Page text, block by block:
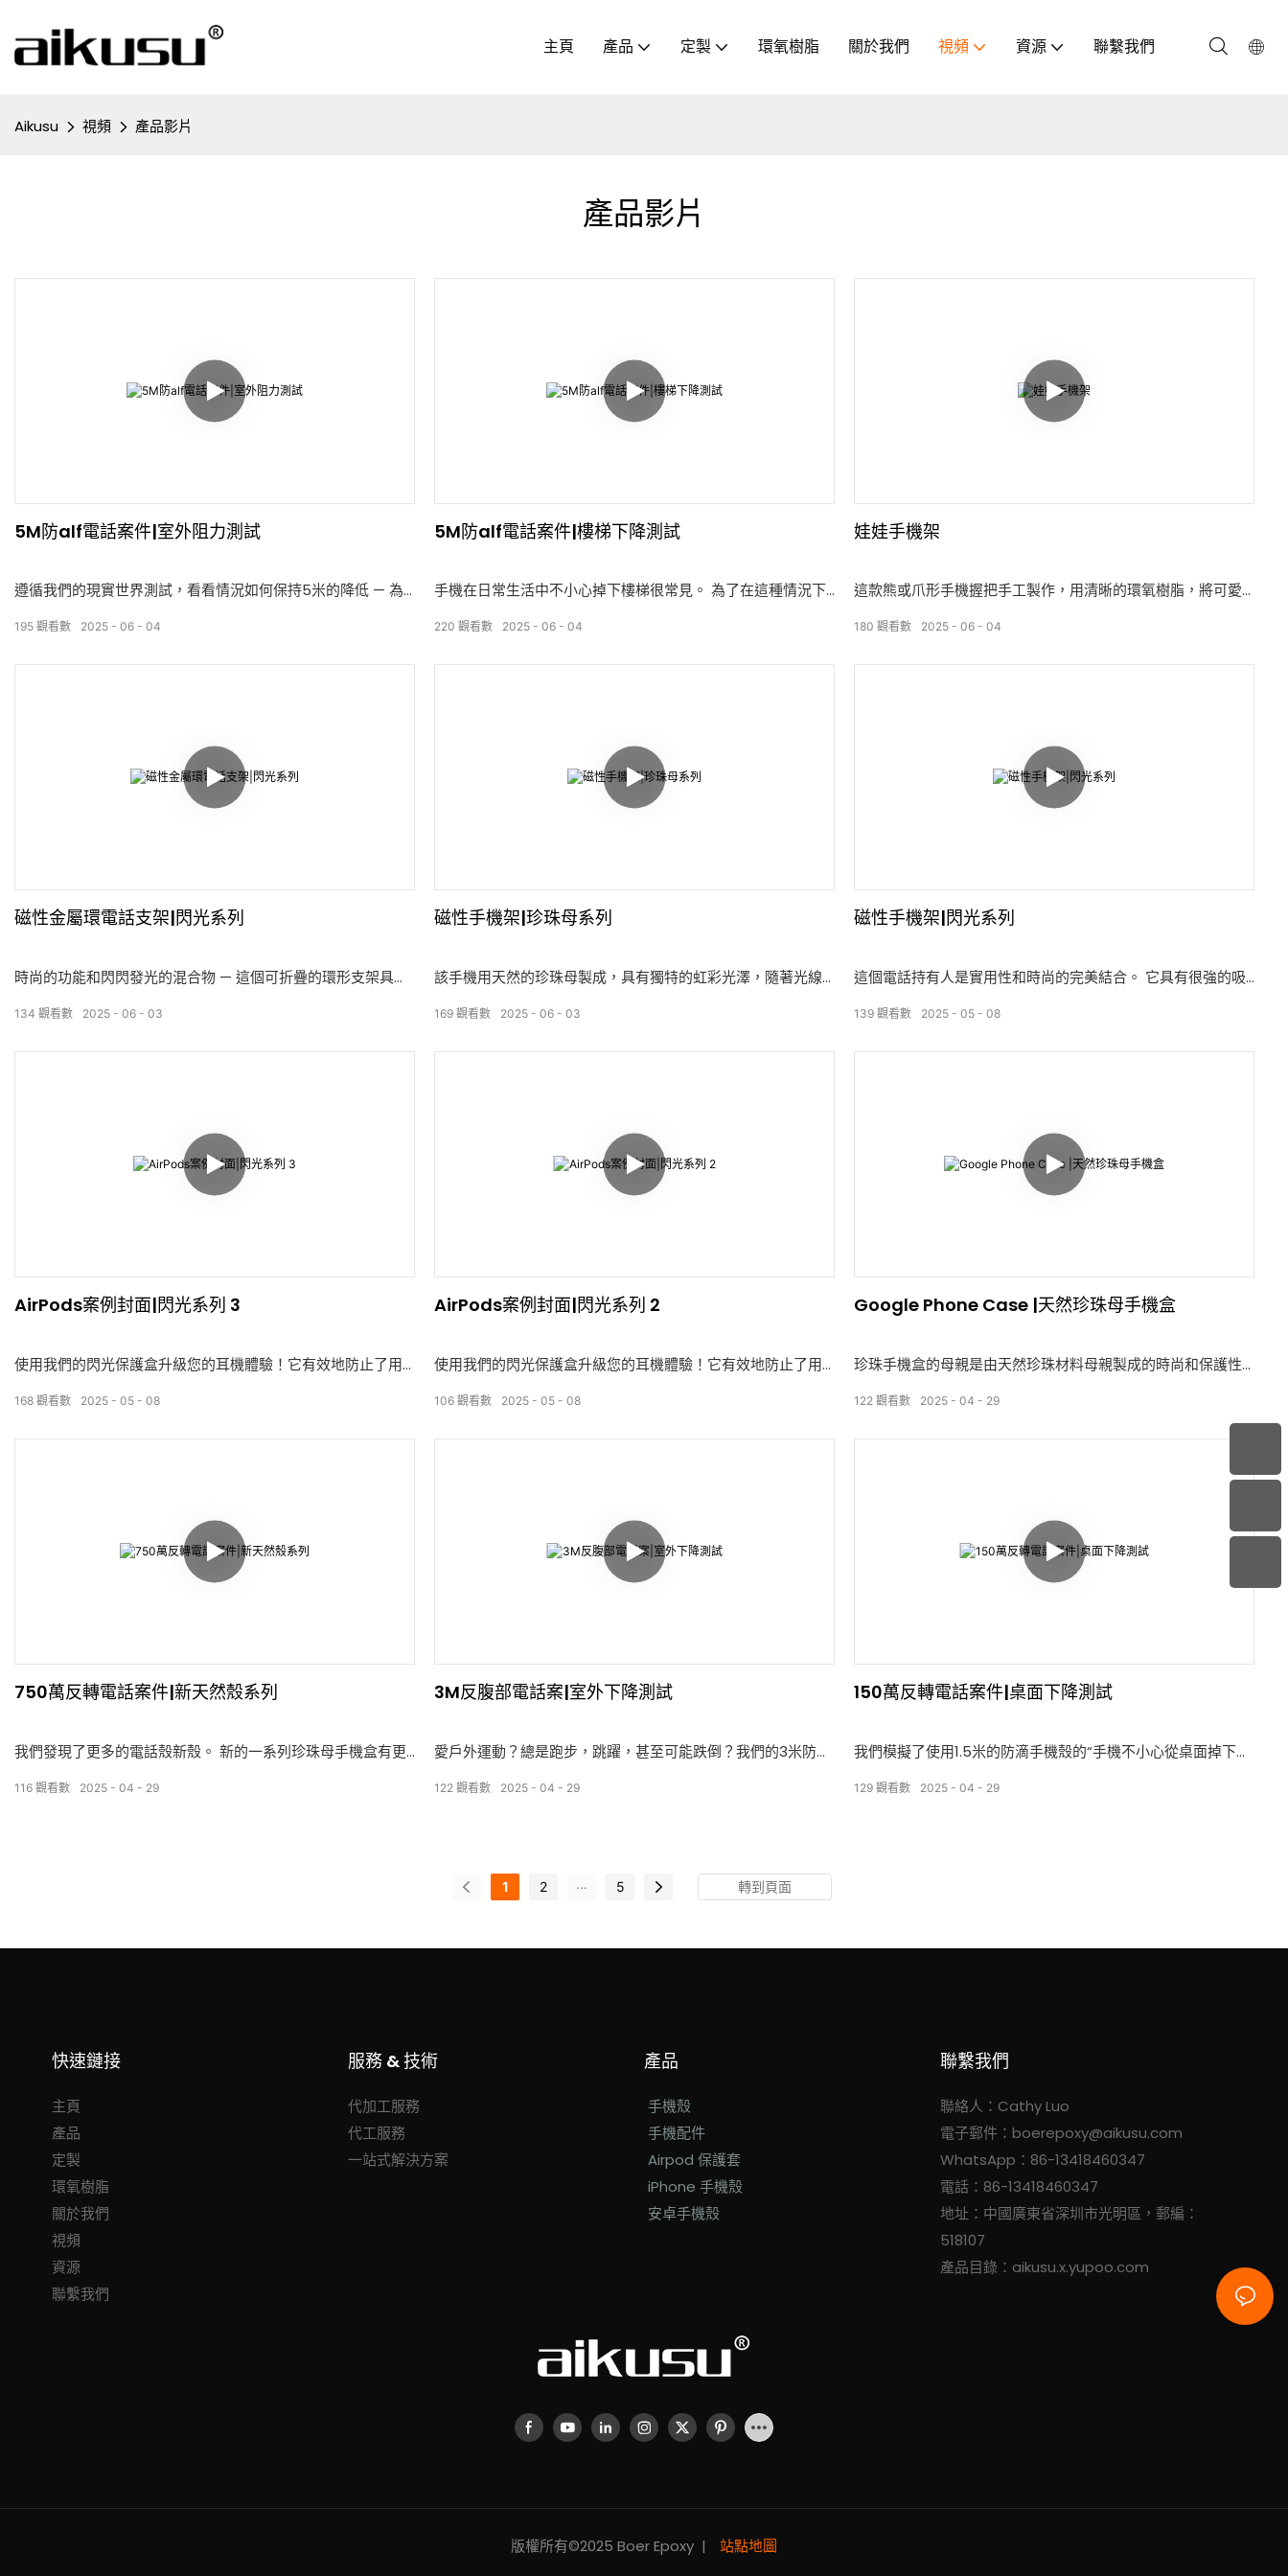
主頁 產品 定製 環氧樹脂 關於我們 視頻 資源 聯繫我們
Aikusu 視頻 產品影片
產品影片
5M防alf電話案件|室外阻力測試
遵循我們的現實世界測試，看看情況如何保持5米的降低 — 為
處理嚴重的日常影響而建造。
2025 06 04
195 觀看數
5M防alf電話案件|樓梯下降測試
手機在日常生活中不小心掉下樓梯很常見。 為了在這種情況下
測試我們5m防止案例的保護性能，我們在視頻中重新創建了這
需要的情況下提供可靠的安全性。
2025 06 04
220 觀看數
娃娃手機架
這款熊或爪形手機握把手工製作，用清晰的環氧樹脂，將可愛
度與每個細節的耐用性結合在一起。 光澤，無泡泡的飾面突出
的魅力。 背部牢固，它可以牢固地固定在大多數手機或光滑的
2025 06 04
180 觀看數
磁性金屬環電話支架|閃光系列
時尚的功能和閃閃發光的混合物 — 這個可折疊的環形支架具有
完全由金屬製成的雙環設計。 較大的戒指磁性地連接到您的手
時，它會折疊起來，使手機光滑且易於口袋。 閃光錶面用一層
2025 06 03
134 觀看數
磁性手機架|珍珠母系列
該手機用天然的珍珠母製成，具有獨特的虹彩光澤，隨著光線
而變化，為您的日常設置增添了精緻而優雅的觸感。 它的觸摸
澤。 公司平坦的結構為垂直和水平觀看提供了穩定的支撐，當
2025 06 03
169 觀看數
磁性手機架|閃光系列
這個電話持有人是實用性和時尚的完美結合。 它具有很強的吸
力，並且不容易掉下來。 將其粘在手機背面可以幫助握住手機
使用的角度放置，例如觀看視頻和觀看電視連續劇。 該持有人
2025 05 08
139 觀看數
AirPods案例封面|閃光系列 3
使用我們的閃光保護盒升級您的耳機體驗！它有效地防止了用
柔軟耐用的高質量材料製成的划痕，掉落和磨損。 精確的設計
力，並具有多種鮮豔的色彩，以符合您的個性。 每次打開它，
它都會引起注意—既實用又時尚。 無論您是優先考慮保護還是
樣式，這種情況都可以滿足您的需求。
選擇我們的閃光保護盒，以使您的耳機脫穎而出，時尚且實
用！
2025 05 08
168 觀看數
AirPods案例封面|閃光系列 2
使用我們的閃光保護盒升級您的耳機體驗！它有效地防止了用
柔軟耐用的高質量材料製成的划痕，掉落和磨損。 精確的設計
力，並具有多種鮮豔的色彩，以符合您的個性。 每次打開它，
它都會引起注意—既實用又時尚。 無論您是優先考慮保護還是
樣式，這種情況都可以滿足您的需求。
選擇我們的閃光保護盒，以使您的耳機脫穎而出，時尚且實
用！
2025 05 08
106 觀看數
Google Phone Case |天然珍珠母手機盒
珍珠手機盒的母親是由天然珍珠材料母親製成的時尚和保護性
手機殼。 珍珠之母是一種堅硬的虹彩材料，在某些貝殼的內襯
並製成令人嘆為觀止的手機盒，這些手機外觀具有獨特的外觀
和出色的耐用性。 珍珠母貝手機殼以其防刮擦和防黃變的特性
2025 04 29
122 觀看數
750萬反轉電話案件|新天然殼系列
我們發現了更多的電話殼新殼。 新的一系列珍珠母手機盒有更
多顏色和紋理，滿足最低訂單數量。 您還可以在表面上設計和
2025 04 29
116 觀看數
3M反腹部電話案|室外下降測試
愛戶外運動？總是跑步，跳躍，甚至可能跌倒？我們的3米防震
箱是為此而建造的。具有加固的邊緣和吸收性材料，可確保您
2025 04 29
122 觀看數
150萬反轉電話案件|桌面下降測試
我們模擬了使用1.5米的防滴手機殼的“手機不小心從桌面掉下來
的手機”的常見情況。 結果證實，使用我們的手機殼確實可以保
2025 04 29
129 觀看數
1 2 ... 5
快速鏈接
主頁
產品
定製
環氧樹脂
關於我們
視頻
資源
聯繫我們
服務 & 技術
代加工服務
代工服務
一站式解決方案
產品
手機殼
手機配件
Airpod 保護套
iPhone 手機殼
安卓手機殼
聯繫我們
聯絡人：Cathy Luo
電子郵件：boerepoxy@aikusu.com
WhatsApp：86-13418460347
電話：86-13418460347
地址：中國廣東省深圳市光明區，郵編：
518107
產品目錄：aikusu.x.yupoo.com
版權所有©2025 Boer Epoxy | 站點地圖